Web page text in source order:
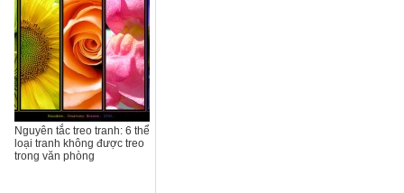
Nguyên tắc treo tranh: 6 thể
loại tranh không được treo
trong văn phòng